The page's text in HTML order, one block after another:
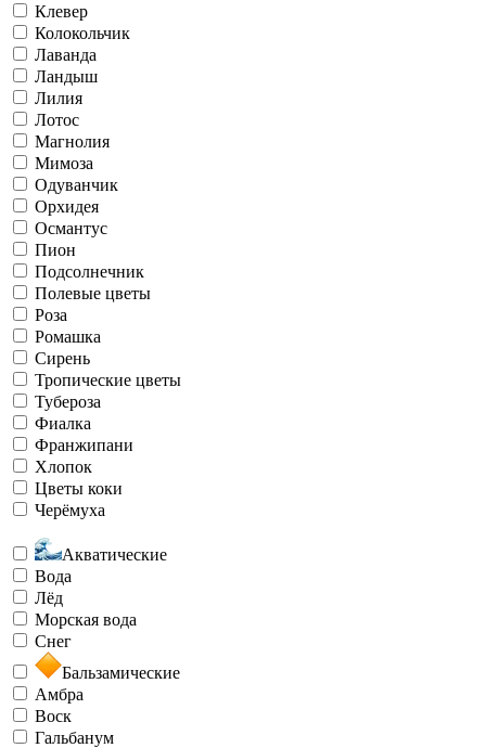
Клевер
Колокольчик
Лаванда
Ландыш
Лилия
Лотос
Магнолия
Мимоза
Одуванчик
Орхидея
Османтус
Пион
Подсолнечник
Полевые цветы
Роза
Ромашка
Сирень
Тропические цветы
Тубероза
Фиалка
Франжипани
Хлопок
Цветы коки
Черёмуха
Акватические
Вода
Лёд
Морская вода
Снег
Бальзамические
Амбра
Воск
Гальбанум